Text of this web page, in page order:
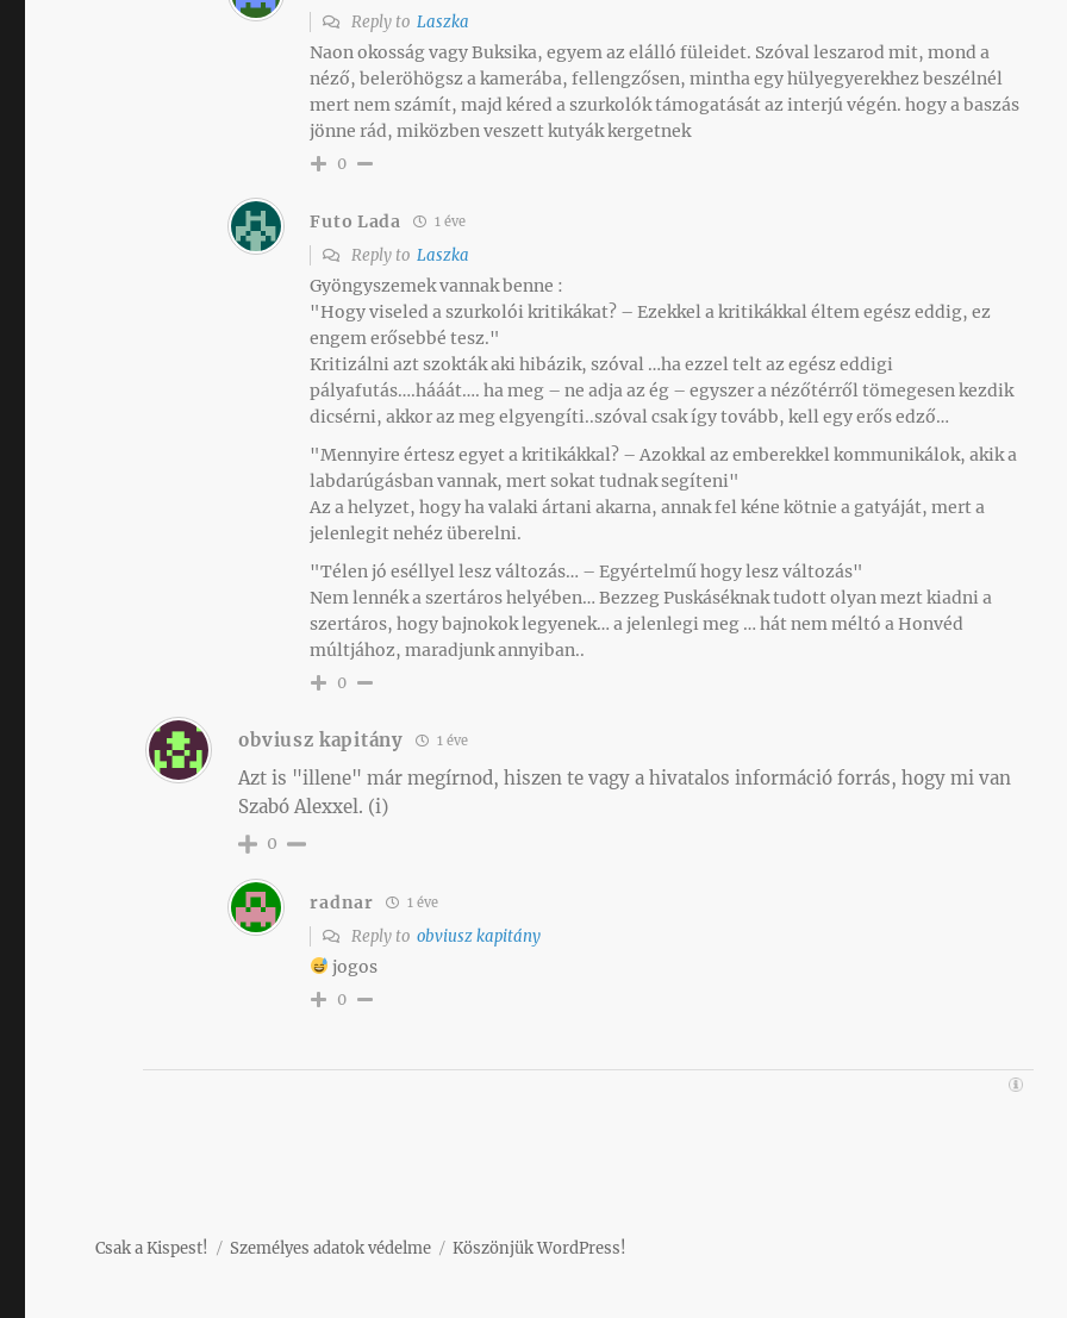
Reply toLaszka
Naon okosság vagy Buksika, egyem az elálló füleidet. Szóval leszarod mit, mond a
néző, beleröhögsz a kamerába, fellengzősen, mintha egy hülyegyerekhez beszélnél
mert nem számít, majd kéred a szurkolók támogatását az interjú végén. hogy a baszás
jönne rád, miközben veszett kutyák kergetnek
0
Futo Lada 1 éve
Reply toLaszka
Gyöngyszemek vannak benne :
"Hogy viseled a szurkolói kritikákat? – Ezekkel a kritikákkal éltem egész eddig, ez
engem erősebbé tesz."
Kritizálni azt szokták aki hibázik, szóval …ha ezzel telt az egész eddigi
pályafutás….hááát…. ha meg – ne adja az ég – egyszer a nézőtérről tömegesen kezdik
dicsérni, akkor az meg elgyengíti..szóval csak így tovább, kell egy erős edző…
"Mennyire értesz egyet a kritikákkal? – Azokkal az emberekkel kommunikálok, akik a
labdarúgásban vannak, mert sokat tudnak segíteni"
Az a helyzet, hogy ha valaki ártani akarna, annak fel kéne kötnie a gatyáját, mert a
jelenlegit nehéz überelni.
"Télen jó eséllyel lesz változás… – Egyértelmű hogy lesz változás"
Nem lennék a szertáros helyében… Bezzeg Puskáséknak tudott olyan mezt kiadni a
szertáros, hogy bajnokok legyenek… a jelenlegi meg … hát nem méltó a Honvéd
múltjához, maradjunk annyiban..
0
obviusz kapitány 1 éve
Azt is "illene" már megírnod, hiszen te vagy a hivatalos információ forrás, hogy mi van
Szabó Alexxel. (i)
0
radnar 1 éve
Reply toobviusz kapitány
jogos
0
Csak a Kispest! Személyes adatok védelme Köszönjük WordPress!